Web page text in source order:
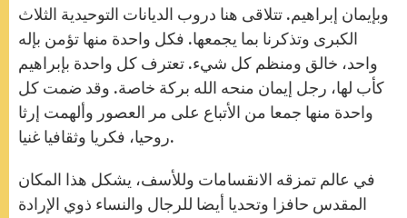
وبإيمان إبراهيم. تتلاقى هنا دروب الديانات التوحيدية الثلاث
الكبرى وتذكرنا بما يجمعها. فكل واحدة منها تؤمن بإله
واحد، خالق ومنظم كل شيء. تعترف كل واحدة بإبراهيم
كأب لها، رجل إيمان منحه الله بركة خاصة. وقد ضمت كل
واحدة منها جمعا من الأتباع على مر العصور وألهمت إرثا
روحيا، فكريا وثقافيا غنيا.
في عالم تمزقه الانقسامات وللأسف، يشكل هذا المكان
المقدس حافزا وتحديا أيضا للرجال والنساء ذوي الإرادة